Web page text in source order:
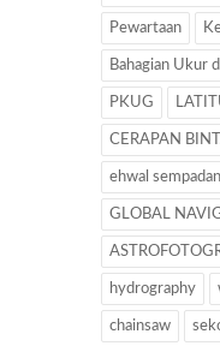
Pewartaan
Bahagian Ukur
PKUG
CERAPAN
ehwal sempadan
GLOBAL
hydrography
chainsaw